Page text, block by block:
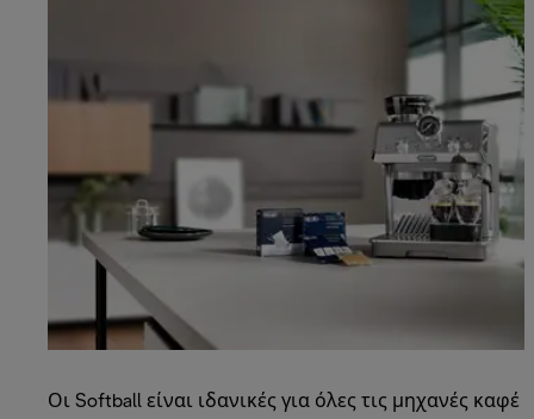
Οι Softball είναι ιδανικές για όλες τις μηχανές καφέ